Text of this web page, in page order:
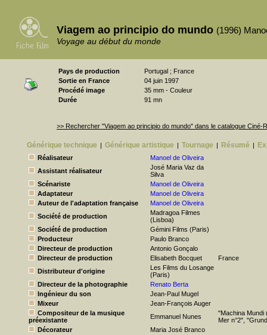
Viagem ao principio do mundo (1996)
Voyage au début du monde
Pays de production
Portugal ; France
Sortie en France
04 juin 1997
Procédé image
35 mm - Couleur
Durée
91 mn
>> Rechercher "Viagem ao principio do mundo" dans le catalogue Ciné-
Générique technique | Générique artistique | Tournage | Résumé |
Réalisateur
Manoel de Oliveira
Assistant réalisateur
José Maria Vaz da
Silva
Scénariste
Manoel de Oliveira
Adaptateur
Manoel de Oliveira
Auteur de l'adaptation française
Manoel de Oliveira
Société de production
Madragoa Filmes
(Lisboa)
Société de production
Gémini Films (Paris)
Producteur
Paulo Branco
Directeur de production
Antonio Gonçalo
Directeur de production
Elisabeth Bocquet
France
Distributeur d'origine
Les Films du Losange
(Paris)
Directeur de la photographie
Renato Berta
Ingénieur du son
Jean-Paul Mugel
Mixeur
Jean-François Auger
Compositeur de la musique
préexistante
Emmanuel Nunes
"Machina Mundi
Mer n°2",
Décorateur
Maria José Branco